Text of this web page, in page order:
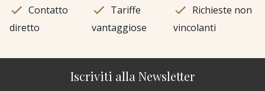
Contatto
diretto
Tariffe
vantaggiose
Richieste non
vincolanti
Iscriviti alla Newsletter